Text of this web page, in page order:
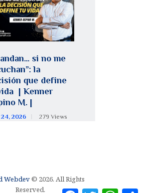
si no me
la
que define
| Kenner
M. |
2026 279 Views
Webdev© 2026. All Rights
Reserved.